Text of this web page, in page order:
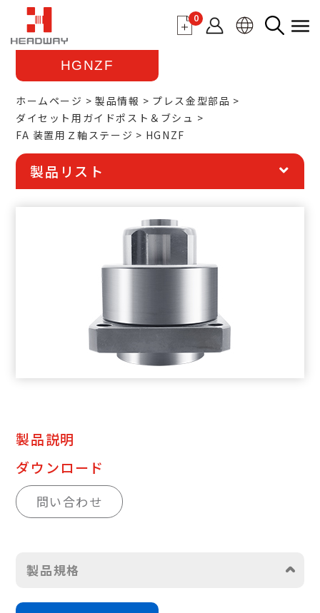
0
HGNZF
ホームページ 製品情報
プレス金型部品
ダイセット用ガイドポスト＆ブシュ
FA 装置用Ｚ軸ステージ
HGNZF
製品リスト
製品説明
ダウンロード
問い合わせ
製品規格